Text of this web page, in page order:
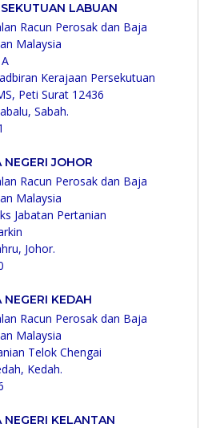
LABUAN
Racun Perosak dan Baja
Malaysia
Kerajaan Persekutuan
Peti Surat 12436
Sabah.
JOHOR
Racun Perosak dan Baja
Malaysia
Jabatan Pertanian
Johor.
KEDAH
Racun Perosak dan Baja
Malaysia
Telok Chengai
Kedah.
NEGERI KELANTAN